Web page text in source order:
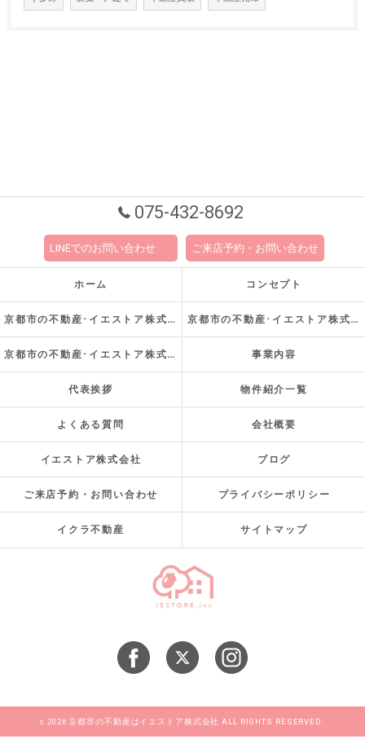
075-432-8692
LINEでのお問い合わせ ご来店予約・お問い合わせ
ホーム コンセプト
京都市の不動産･イエストア株式会社の口コミ情報 京都市の不動産･イエストア株式会社の評判
京都市の不動産･イエストア株式会社のお客様の声 事業内容
代表挨拶 物件紹介一覧
よくある質問 会社概要
イエストア株式会社 ブログ
ご来店予約・お問い合わせ プライバシーポリシー
イクラ不動産 サイトマップ
c 2026 京都市の不動産はイエストア株式会社 ALL RIGHTS RESERVED.